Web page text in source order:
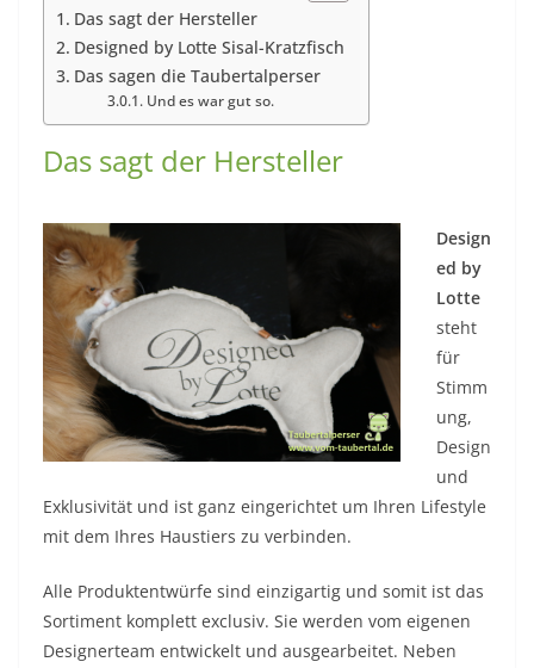
Das sagt der Hersteller
Designed by Lotte Sisal-Kratzfisch
Das sagen die Taubertalperser
Und es war gut so.
Das sagt der Hersteller
Design
ed by
Lotte
steht
für
Stimm
ung,
Design
und
Exklusivität und ist ganz eingerichtet um Ihren Lifestyle
mit dem Ihres Haustiers zu verbinden.
Alle Produktentwürfe sind einzigartig und somit ist das
Sortiment komplett exclusiv. Sie werden vom eigenen
Designerteam entwickelt und ausgearbeitet. Neben